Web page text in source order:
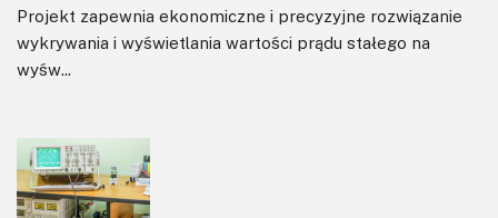
Projekt zapewnia ekonomiczne i precyzyjne rozwiązanie
wykrywania i wyświetlania wartości prądu stałego na
wyśw...